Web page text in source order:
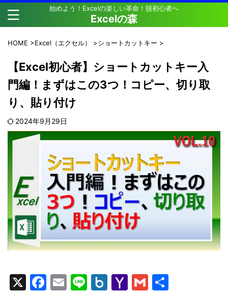
始めよう！Excelの楽しい革命！脱初心者へ
Excelの森
HOME >Excel（エクセル） >ショートカットキー >
【Excel初心者】ショートカットキー入
門編！まずはこの3つ！コピー、切り取
り、貼り付け
2024年9月29日
X
F
E
Li B
Y
G